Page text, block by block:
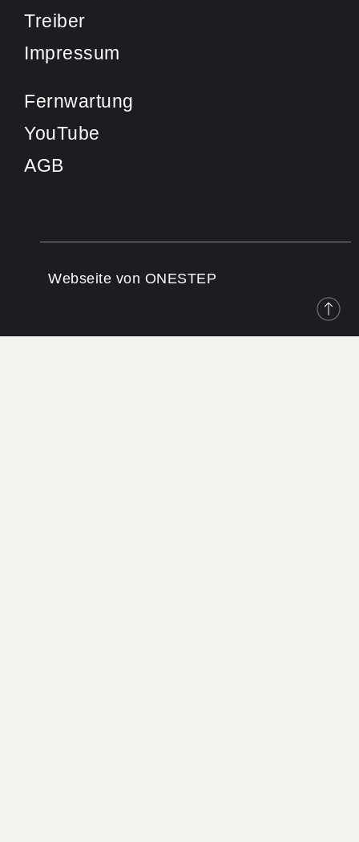
Treiber
Impressum
Fernwartung
YouTube
AGB
Webseite von ONESTEP